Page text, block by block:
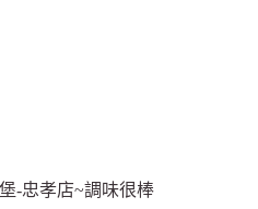
堡-忠孝店~調味很棒